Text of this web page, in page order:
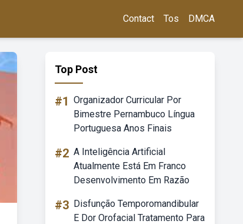
Contact Tos DMCA
Top Post
#1 Organizador Curricular Por
Bimestre Pernambuco Língua
Portuguesa Anos Finais
#2 A Inteligência Artificial
Atualmente Está Em Franco
Desenvolvimento Em Razão
#3 Disfunção Temporomandibular
E Dor Orofacial Tratamento Para